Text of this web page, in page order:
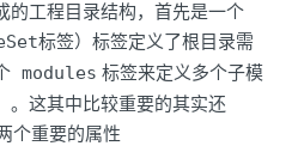
的工程目录结构，首先是一个
标签）标签定义了根目录需
modules 标签来定义多个子模
。这其中比较重要的其实还
个重要的属性